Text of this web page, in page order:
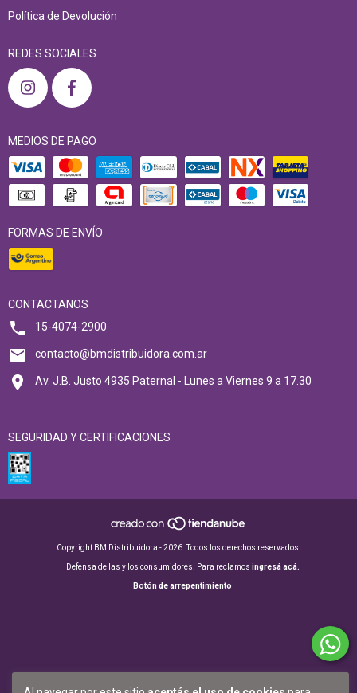
Política de Devolución
REDES SOCIALES
MEDIOS DE PAGO
FORMAS DE ENVÍO
CONTACTANOS
15-4074-2900
contacto@bmdistribuidora.com.ar
Av. J.B. Justo 4935 Paternal - Lunes a Viernes 9 a 17.30
SEGURIDAD Y CERTIFICACIONES
Copyright BM Distribuidora - 2026. Todos los derechos reservados.
Defensa de las y los consumidores. Para reclamos ingresá acá.
Botón de arrepentimiento